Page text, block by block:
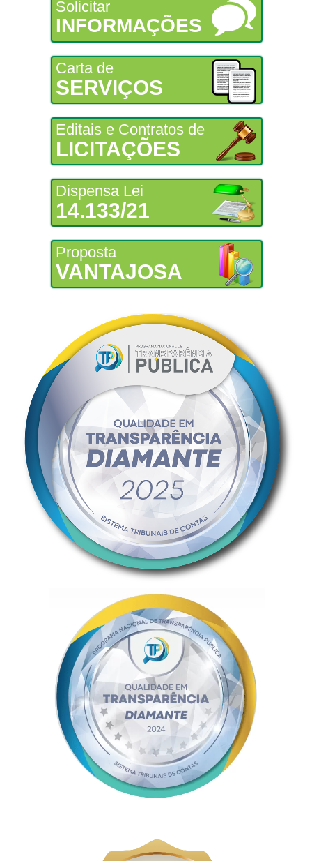
Solicitar
INFORMAÇÕES
Carta de
SERVIÇOS
Editais e Contratos de
LICITAÇÕES
Dispensa Lei
14.133/21
Proposta
VANTAJOSA